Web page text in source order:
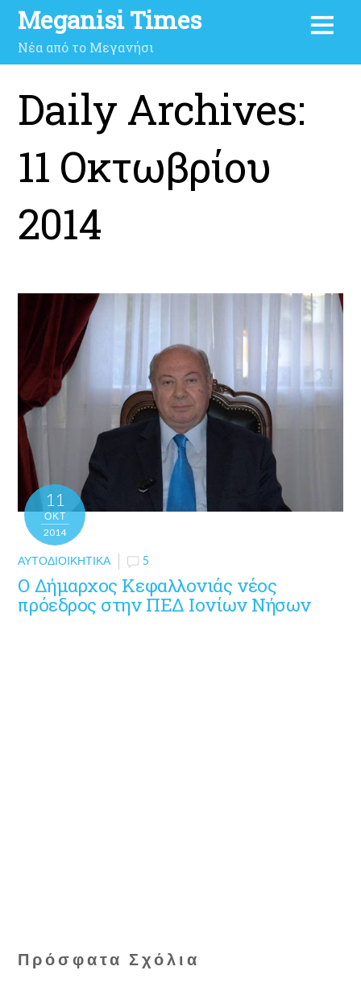
Meganisi Times
Νέα από το Μεγανήσι
Daily Archives:
11 Οκτωβρίου
2014
11
ΟΚΤ
2014
ΑΥΤΟΔΙΟΙΚΗΤΙΚΆ 5
Ο Δήμαρχος Κεφαλλονιάς νέος
πρόεδρος στην ΠΕΔ Ιονίων Νήσων
Πρόσφατα Σχόλια